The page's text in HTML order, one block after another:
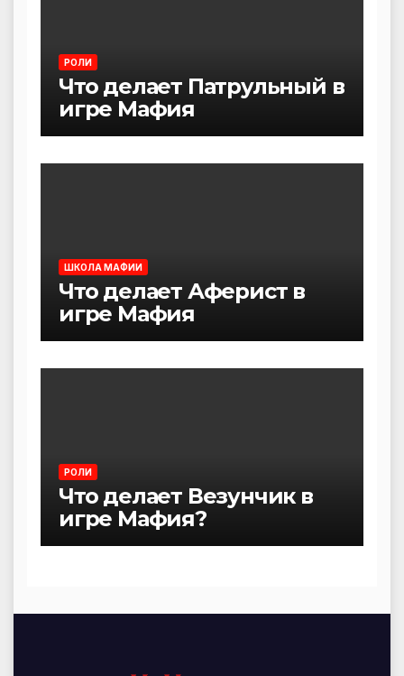
РОЛИ
Что делает Патрульный в
игре Мафия
ШКОЛА МАФИИ
Что делает Аферист в
игре Мафия
РОЛИ
Что делает Везунчик в
игре Мафия?